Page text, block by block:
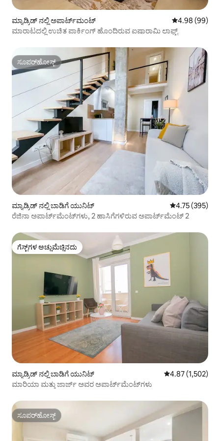
ಮ್ಯಾಡ್ರಿಡ್ ನಲ್ಲಿ ಅಪಾರ್ಟ್‌ಮಂಟ್ 5 ರಲ್ಲಿ 4.98
4.98 (99)
ಮಾರಾಟದಲ್ಲಿ ಉಚಿತ ಪಾರ್ಕಿಂಗ್ ಹೊಂದಿರುವ ಐಷಾರಾಮಿ ಲಾಫ್ಟ್
ಸೂಪರ್‌ಹೋಸ್ಟ್
ಸೂಪರ್‌ಹೋಸ್ಟ್
ಮ್ಯಾಡ್ರಿಡ್ ನಲ್ಲಿ ಬಾಡಿಗೆ ಯುನಿಟ್ 5 ರಲ್ಲಿ 4.75
4.75 (395)
ರೆಜಿನಾ ಅಪಾರ್ಟ್‌ಮೆಂಟ್‌ಗಳು, 2 ಹಾಸಿಗೆಗಳಿರುವ ಅಪಾರ್ಟ್‌ಮೆಂಟ್ 2
ಗೆಸ್ಟ್‌ಗಳ ಅಚ್ಚುಮೆಚ್ಚಿನದು
ಗೆಸ್ಟ್‌ಗಳ ಅಚ್ಚುಮೆಚ್ಚಿನದು
ಮ್ಯಾಡ್ರಿಡ್ ನಲ್ಲಿ ಬಾಡಿಗೆ ಯುನಿಟ್ 5 ರಲ್ಲಿ 4.87
4.87 (1,502)
ಮಾರಿಯಾ ಮತ್ತು ಜಾರ್ಜ್ ಅವರ ಅಪಾರ್ಟ್‌ಮೆಂಟ್‌ಗಳು
ಸೂಪರ್‌ಹೋಸ್ಟ್
ಸೂಪರ್‌ಹೋಸ್ಟ್